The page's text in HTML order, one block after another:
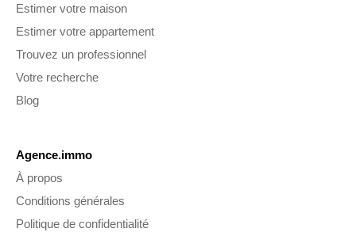
Estimer votre maison
Estimer votre appartement
Trouvez un professionnel
Votre recherche
Blog
Agence.immo
À propos
Conditions générales
Politique de confidentialité